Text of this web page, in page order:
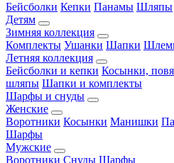
Бейсболки Кепки Панамы Шляпы
Детям
Зимняя коллекция
Комплекты Ушанки Шапки
Летняя коллекция
Бейсболки и кепки Косынки,
шляпы Шапки и комплекты
Шарфы и снуды
Женские
Воротники Косынки Манишки
Шарфы
Мужские
Воротники Снуды Шарфы